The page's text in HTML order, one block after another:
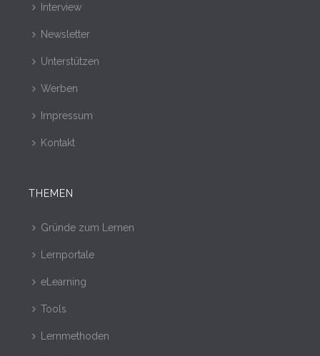
Interview
Newsletter
Unterstützen
Werben
Impressum
Kontakt
THEMEN
Gründe zum Lernen
Lernportale
eLearning
Tools
Lernmethoden